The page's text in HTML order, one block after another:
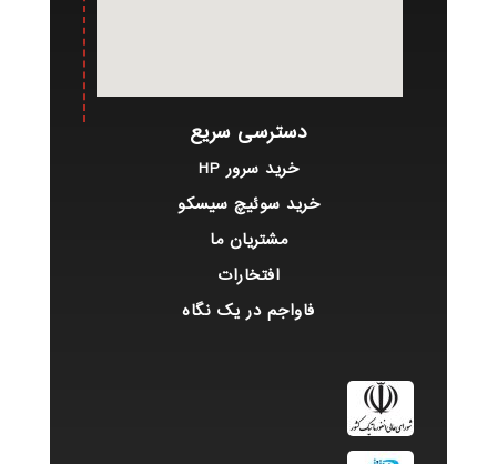
دسترسی سریع
خرید سرور HP
خرید سوئیچ سیسکو
مشتریان ما
افتخارات
فاواجم در یک نگاه